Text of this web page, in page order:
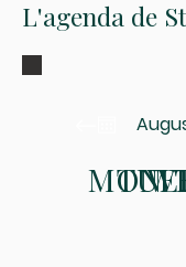
L'agenda de
MON
TUE